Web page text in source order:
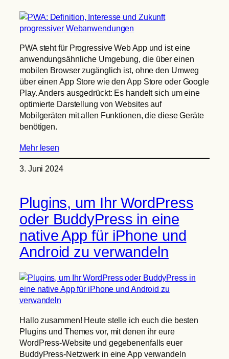
PWA steht für Progressive Web App und ist eine
anwendungsähnliche Umgebung, die über einen
mobilen Browser zugänglich ist, ohne den Umweg
über einen App Store wie den App Store oder Google
Play. Anders ausgedrückt: Es handelt sich um eine
optimierte Darstellung von Websites auf
Mobilgeräten mit allen Funktionen, die diese Geräte
benötigen.
Mehr lesen
3. Juni 2024
Plugins, um Ihr WordPress
oder BuddyPress in eine
native App für iPhone und
Android zu verwandeln
Hallo zusammen! Heute stelle ich euch die besten
Plugins und Themes vor, mit denen ihr eure
WordPress-Website und gegebenenfalls euer
BuddyPress-Netzwerk in eine App verwandeln